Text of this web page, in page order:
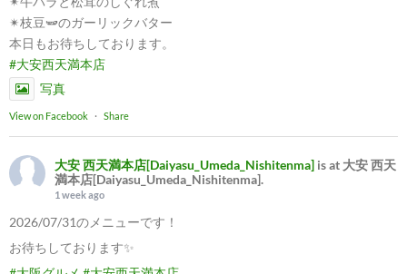
✴︎枝豆🫛のガーリックバター
本日もお待ちしております。
#大安西天満本店
写真
View on Facebook · Share
大安 西天満本店[Daiyasu_Umeda_Nishitenma] is at 大安 西天
満本店[Daiyasu_Umeda_Nishitenma].
1 week ago
2026/07/31のメニューです！
お待ちしております✨